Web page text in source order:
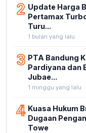
2 Update Harga
Pertamax
Turu...
1 bulan yang lalu
3 PTA Bandung
Pardiyana dan
Jubae...
1 minggu yang lalu
4 Kuasa Hukum
Dugaan
Towe